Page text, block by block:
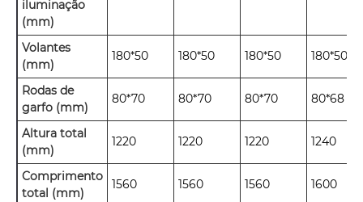
iluminação
(mm)
Volantes
(mm)
180*50 180*50 180*50 180*50
Rodas de
garfo (mm)
80*70 80*70 80*70 80*68
Altura total
(mm)
1220 1220 1220 1240
Comprimento
total (mm)
1560 1560 1560 1600